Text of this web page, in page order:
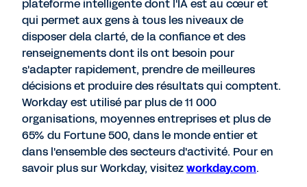
plateforme intelligente dont l'IA est au cœur et
qui permet aux gens à tous les niveaux de
disposer dela clarté, de la confiance et des
renseignements dont ils ont besoin pour
s'adapter rapidement, prendre de meilleures
décisions et produire des résultats qui comptent.
Workday est utilisé par plus de 11 000
organisations, moyennes entreprises et plus de
65% du Fortune 500, dans le monde entier et
dans l'ensemble des secteurs d'activité. Pour en
savoir plus sur Workday, visitezworkday.com.